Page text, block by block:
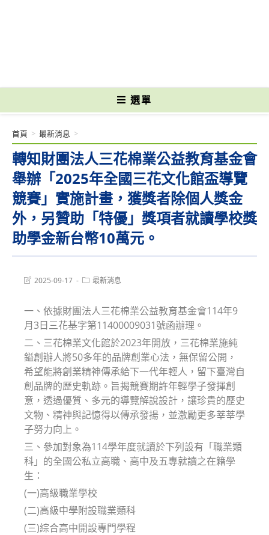
選單
轉知財團法人三花棉業公益教育基金會
舉辦「2025年全國三花文化館盃導覽
競賽」實施計畫，獲獎者除個人獎金
外，另贊助「特優」獎項者就讀學校獎
助學金新台幣10萬元。
首頁 > 最新消息 >
Post2025-09-17
Post最新消息
一、依據財團法人三花棉業公益教育基金會114年9
月3日三花基字第11400009031號函辦理。
二、三花棉業文化館於2023年開放，三花棉業施純
鎰創辦人將50多年的品牌創業心法，無保留公開，
希望能將創業精神傳承給下一代年輕人，留下臺灣自
創品牌的歷史軌跡。旨揭競賽期許年輕學子發揮創
意，透過優質、多元的導覽解說設計，讓珍貴的歷史
文物、精神與記憶得以傳承發揚，並激勵更多莘莘學
子努力向上。
三、參加對象為114學年度就讀於下列設有「職業類
科」的全國公私立高職、高中及五專就讀之在籍學
生：
(一)高級職業學校
(二)高級中學附設職業類科
(三)綜合高中開設專門學程